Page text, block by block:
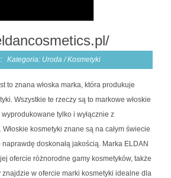
Kategoria: Uroda / Kosmetyki
to znana włoska marka, która produkuje
Wszystkie te rzeczy są to markowe włoskie
wyprodukowane tylko i wyłącznie z
kosmetyki znane są na całym świecie
doskonałą jakością. Marka ELDAN
ofercie różnorodne gamy kosmetyków, także
znajdzie w ofercie marki kosmetyki idealne dla